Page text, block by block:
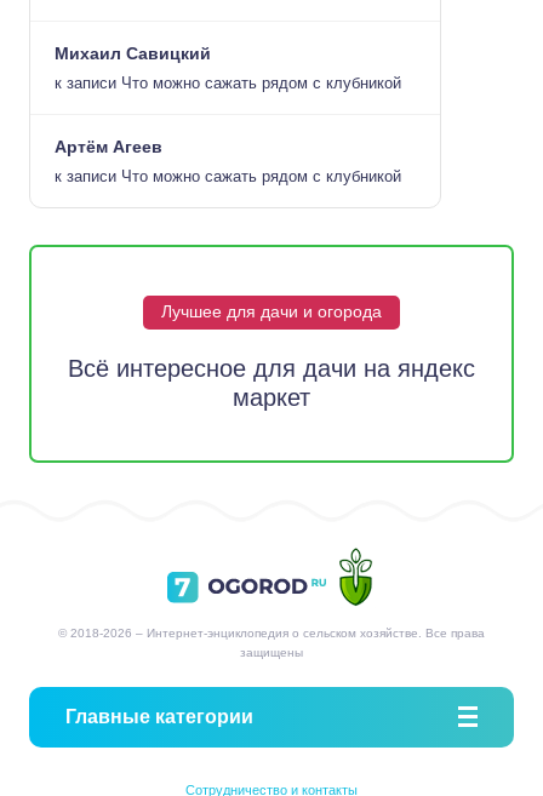
Михаил Савицкий
к записи Что можно сажать рядом с клубникой
Артём Агеев
к записи Что можно сажать рядом с клубникой
Лучшее для дачи и огорода
Всё интересное для дачи на яндекс
маркет
© 2018-2026 – Интернет-энциклопедия о сельском хозяйстве. Все права
защищены
Главные категории
Сотрудничество и контакты